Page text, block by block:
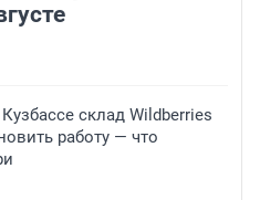
склад Wildberries
работу — что